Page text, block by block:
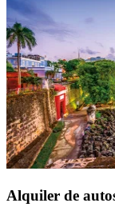
Alquiler de